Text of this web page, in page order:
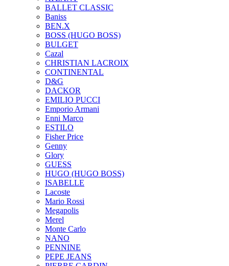
BALLET CLASSIC
Baniss
BEN.X
BOSS (HUGO BOSS)
BULGET
Cazal
CHRISTIAN LACROIX
CONTINENTAL
D&G
DACKOR
EMILIO PUCCI
Emporio Armani
Enni Marco
ESTILO
Fisher Price
Genny
Glory
GUESS
HUGO (HUGO BOSS)
ISABELLE
Lacoste
Mario Rossi
Megapolis
Merel
Monte Carlo
NANO
PENNINE
PEPE JEANS